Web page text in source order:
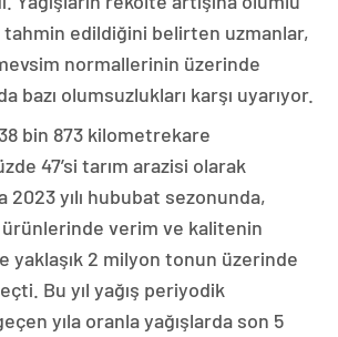
tahmin edildiğini belirten uzmanlar,
normallerinin üzerinde
bazı olumsuzlukları karşı uyarıyor.
38 bin 873 kilometrekare
47’si tarım arazisi olarak
2023 yılı hububat sezonunda,
ürünlerinde verim ve kalitenin
yaklaşık 2 milyon tonun üzerinde
Bu yıl yağış periyodik
yıla oranla yağışlarda son 5